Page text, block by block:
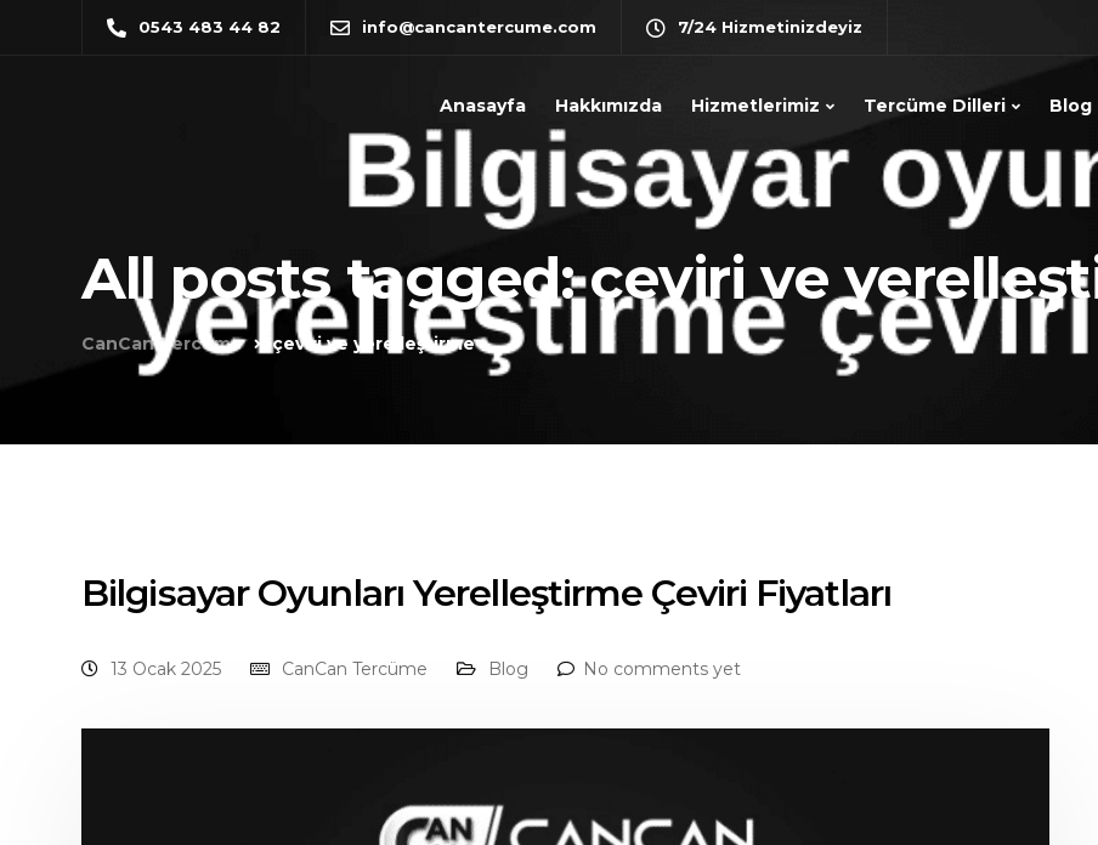
0543 483 44 82 info@cancantercume.com 7/24 Hizmetinizdeyiz
Anasayfa Hakkımızda Hizmetlerimiz Tercüme Dilleri Blog
All posts tagged: çeviri ve
CanCan Tercüme çeviri ve yerelleştirme
Bilgisayar Oyunları Yerelleştirme Çeviri Fiyatları
13 Ocak 2025 CanCan Tercüme Blog No comments yet